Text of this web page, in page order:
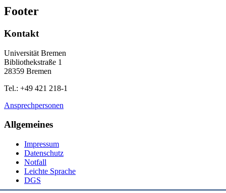
Footer
Kontakt
Universität Bremen
Bibliothekstraße 1
28359 Bremen
Tel.: +49 421 218-1
Ansprechpersonen
Allgemeines
Impressum
Datenschutz
Notfall
Leichte Sprache
DGS